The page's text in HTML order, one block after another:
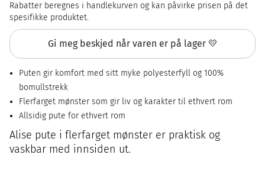
Rabatter beregnes i handlekurven og kan påvirke prisen på det
spesifikke produktet.
Gi meg beskjed når varen er på lager 💛
Puten gir komfort med sitt myke polyesterfyll og 100%
bomullstrekk
Flerfarget mønster som gir liv og karakter til ethvert rom
Allsidig pute for ethvert rom
Alise pute i flerfarget mønster er praktisk og
vaskbar med innsiden ut.